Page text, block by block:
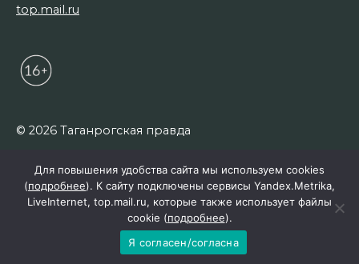
top.mail.ru
© 2026 Таганрогская правда
Для повышения удобства сайта мы используем cookies
(подробнее). К сайту подключены сервисы Yandex.Metrika,
LiveInternet, top.mail.ru, которые также использует файлы
cookie (подробнее).
Я согласен/согласна